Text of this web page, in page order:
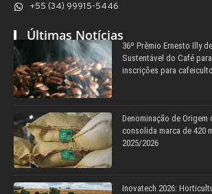
+55 (34) 99915-5446
Últimas Notícias
36º Prêmio Ernesto Illy
Sustentável do Café
inscrições para
Denominação de
consolida marca de 420
2025/2026
Inovatech 2026: